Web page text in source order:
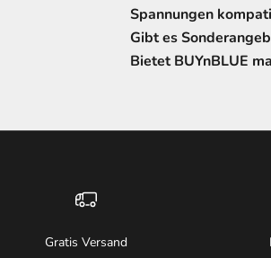
Spannungen
Gibt es
Bietet BUYnBLUE
Gratis Versand